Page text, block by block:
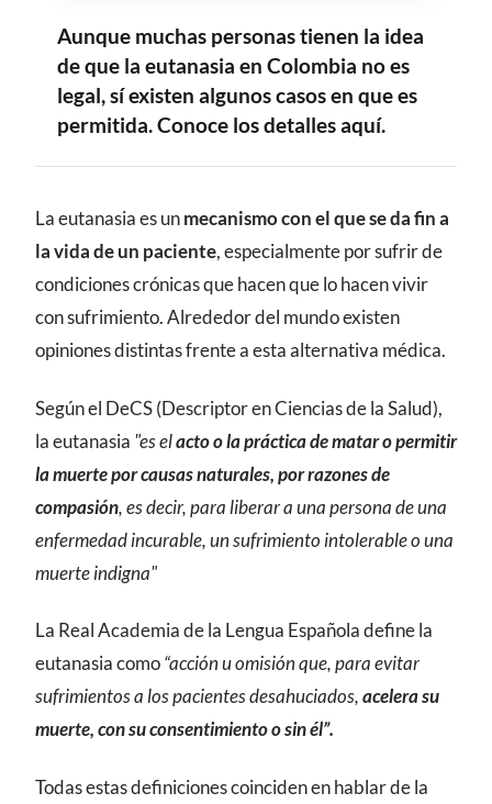
Aunque muchas personas tienen la idea
de que la eutanasia en Colombia no es
legal, sí existen algunos casos en que es
permitida. Conoce los detalles aquí.
CONTENIDO
La eutanasia es unmecanismo con el que se da fin a
la vida de un paciente, especialmente por sufrir de
condiciones crónicas que hacen que lo hacen vivir
con sufrimiento. Alrededor del mundo existen
opiniones distintas frente a esta alternativa médica.
Según el DeCS (Descriptor en Ciencias de la Salud),
la eutanasia "es elacto o la práctica de matar o permitir
la muerte por causas naturales, por razones de
compasión, es decir, para liberar a una persona de una
enfermedad incurable, un sufrimiento intolerable o una
muerte indigna"
La Real Academia de la Lengua Española define la
eutanasia como“acción u omisión que, para evitar
sufrimientos a los pacientes desahuciados,acelera su
muerte, con su consentimiento o sin él”.
Todas estas definiciones coinciden en hablar de la